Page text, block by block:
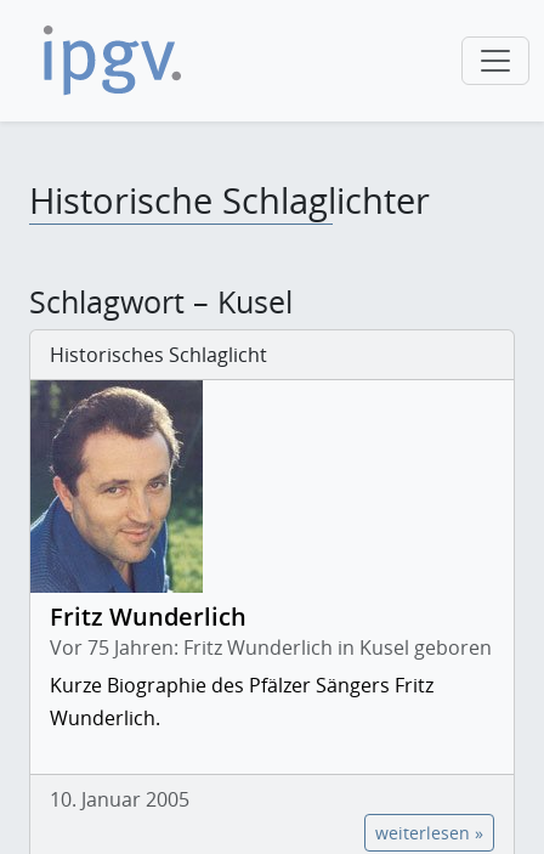
Historische Schlaglichter
Schlagwort – Kusel
Historisches Schlaglicht
Fritz Wunderlich
Vor 75 Jahren: Fritz Wunderlich in Kusel geboren
Kurze Biographie des Pfälzer Sängers Fritz
Wunderlich.
10. Januar 2005
weiterlesen »